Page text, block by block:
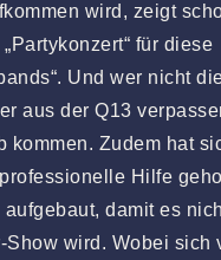
wird, zeigt
für diese
Und wer nicht
aus der Q13
kommen. Zudem hat
Hilfe
damit es
Show wird. Wobei sich